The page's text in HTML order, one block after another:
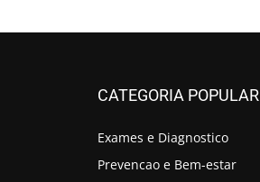
CATEGORIA POPULAR
Exames e Diagnostico
Prevencao e Bem-estar